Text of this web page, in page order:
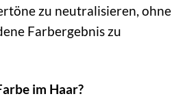
zu neutralisieren, ohne
Farbergebnis zu
im Haar?